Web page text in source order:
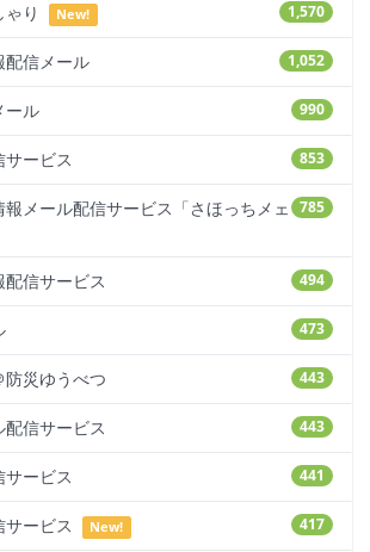
1,570
ゃり New!
1,052
配信メール
990
ール
853
ービス
785
メール配信サービス「さほっちメェ
494
信サービス
473
443
災ゆうべつ
443
信サービス
441
ービス
417
サービス New!